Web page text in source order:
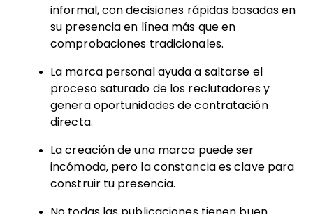
informal, con decisiones rápidas basadas en
su presencia en línea más que en
comprobaciones tradicionales.
La marca personal ayuda a saltarse el
proceso saturado de los reclutadores y
genera oportunidades de contratación
directa.
La creación de una marca puede ser
incómoda, pero la constancia es clave para
construir tu presencia.
No todas las publicaciones tienen buen